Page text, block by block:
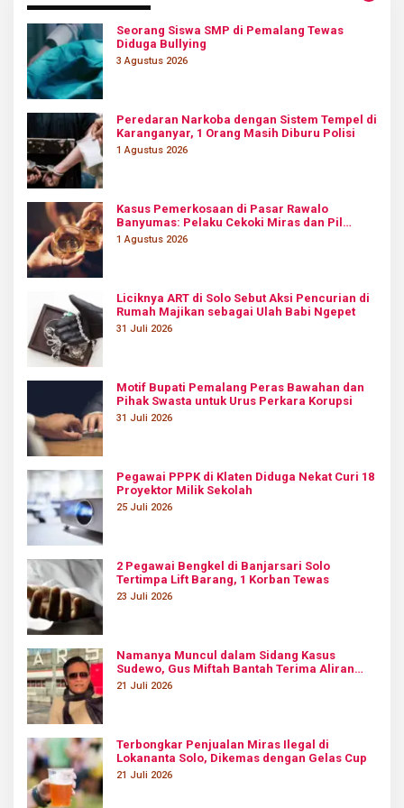
Seorang Siswa SMP di Pemalang Tewas
Diduga Bullying
3 Agustus 2026
Peredaran Narkoba dengan Sistem Tempel di
Karanganyar, 1 Orang Masih Diburu Polisi
1 Agustus 2026
Kasus Pemerkosaan di Pasar Rawalo
Banyumas: Pelaku Cekoki Miras dan Pil
Koplo
1 Agustus 2026
Liciknya ART di Solo Sebut Aksi Pencurian di
Rumah Majikan sebagai Ulah Babi Ngepet
31 Juli 2026
Motif Bupati Pemalang Peras Bawahan dan
Pihak Swasta untuk Urus Perkara Korupsi
31 Juli 2026
Pegawai PPPK di Klaten Diduga Nekat Curi 18
Proyektor Milik Sekolah
25 Juli 2026
2 Pegawai Bengkel di Banjarsari Solo
Tertimpa Lift Barang, 1 Korban Tewas
23 Juli 2026
Namanya Muncul dalam Sidang Kasus
Sudewo, Gus Miftah Bantah Terima Aliran
Dana Rp100 Juta
21 Juli 2026
Terbongkar Penjualan Miras Ilegal di
Lokananta Solo, Dikemas dengan Gelas Cup
21 Juli 2026